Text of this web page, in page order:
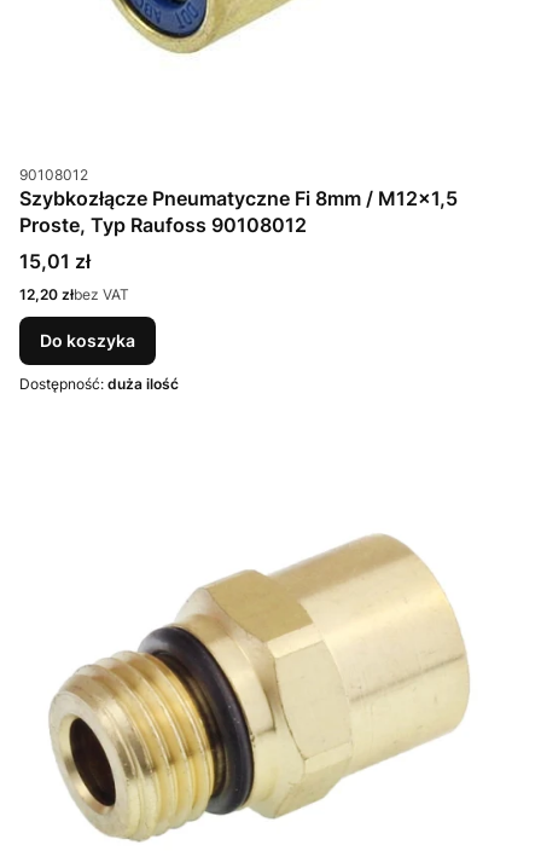
Kod produktu
90108012
Szybkozłącze Pneumatyczne Fi 8mm / M12x1,5
Proste, Typ Raufoss 90108012
Cena
15,01 zł
Cena
12,20 złbez VAT
Do koszyka
Dostępność: duża ilość